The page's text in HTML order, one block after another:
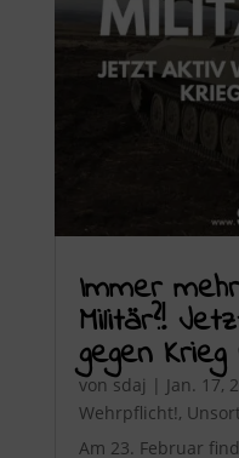
Immer
Militär?!
gegen
von sdaj | Jan. 17,
Wehrpflicht!,
Am 23. Februar